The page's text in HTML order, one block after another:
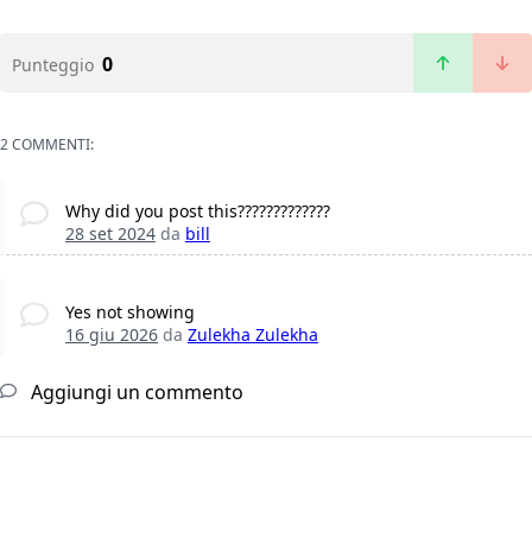
Punteggio 0
2 COMMENTI:
Why did you post this?????????????
28 set 2024da bill
Yes not showing
16 giu 2026da Zulekha Zulekha
Aggiungi un commento